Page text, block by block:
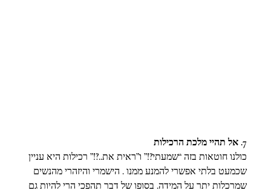
7. אל תהיי מלכת הרכילות
כולנו חוטאות בזה “שמעתי?!” ו”ראית את..?!” רכילות היא עניין
שכמעט בלתי אפשרי להמנע ממנו . הישמרי והיזהרי מהנשים
שמרכלות יתר על המידה. בסופו של דבר תהפכי הרי להיות גם